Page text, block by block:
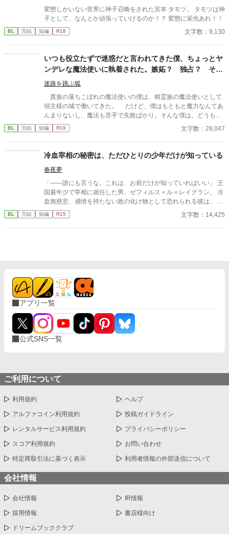
変態しかいない世界に神子召喚をされた宮本 タモツ。 タモツは神
子として、なんとか頑張っていけるのか！？ 変態に栄光あれ！！
BL 完結 短編 R18 文字数：9,130
いつも役立たずで迷惑だと言われてきた僕、ちょっとヤ
ンデレな魔法使いに執着された。嫉妬？ 独占？ そん
なことより二人で気ままに過ごしたいです！
迷路を跳ぶ狐
貴族の落ちこぼれの魔法使いの僕は、精霊族の魔法使いとして
領主様の城で働いてきた。 だけど、僕はもともと魔力なんてあ
んまりないし、魔法も苦手で失敗ばかり。そんな僕は、どうも人
をイラつかせるらしい。わざとやってるのか！ と、怒鳴られる
ことも多かった。 ある日僕は使用人に命じられて働く最中、魔
するけど、僕は彼と話すのは楽しかった。 そんな毎日を過ごし
ていたら、城に別の魔法使いが迎えられることになり、領主様は
僕のことはもういらなくなったらしい。売ろうとしたようだが、
無能と噂の僕に金を出す貴族はいなくて、処刑しようなんて考え
ていたようだ。なんだよそれ！！ そんなの絶対に嫌だぞ！！
だけど、僕に拒否する権利なんてないし、命じられたら死ぬしか
領主様の前で金を積み上げ、「魔法なら、俺がうまく使えるよう
BL 完結 短編 R18 文字数：28,047
冷血宰相の秘密は、ただひとりの少年だけが知っている
春夜夢
「――誰にも言うな。これは、お前だけが知っていればいい」 王
国最年少で宰相に就任した男、ゼフィルス＝ル＝レイグラン。 冷
血無慈悲、感情を持たない政の化け物として恐れられる彼は、 な
ぜか、貧民街の少年リクを城へと引き取る。 誰に対しても一切の
温情を見せないその男が、 唯一リクにだけは、優しく微笑む――
BL 完結 短編 R15 文字数：14,425
アプリ一覧
公式SNS一覧
ご利用について
利用規約 ヘルプ
アルファコイン利用規約 投稿ガイドライン
レンタルサービス利用規約 プライバシーポリシー
スコア利用規約 お問い合わせ
特定商取引法に基づく表示 利用者情報の外部送信について
会社情報
会社情報 IR情報
採用情報 書店様向け
ドリームブッククラブ